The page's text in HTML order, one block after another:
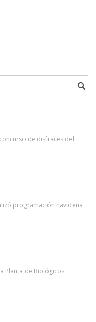
de disfraces del
programación navideña
Planta de Biológicos